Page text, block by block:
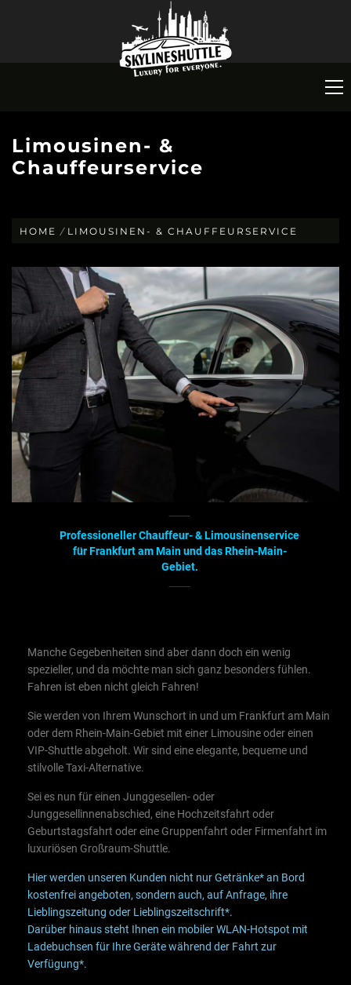
Limousinen- &
Chauffeurservice
HOME LIMOUSINEN- & CHAUFFEURSERVICE
Professioneller Chauffeur- & Limousinenservice
für Frankfurt am Main und das Rhein-Main-
Gebiet.
Manche Gegebenheiten sind aber dann doch ein wenig
spezieller, und da möchte man sich ganz besonders fühlen.
Fahren ist eben nicht gleich Fahren!
Sie werden von Ihrem Wunschort in und um Frankfurt am Main
oder dem Rhein-Main-Gebiet mit einer Limousine oder einen
VIP-Shuttle abgeholt. Wir sind eine elegante, bequeme und
stilvolle Taxi-Alternative.
Sei es nun für einen Junggesellen- oder
Junggesellinnenabschied, eine Hochzeitsfahrt oder
Geburtstagsfahrt oder eine Gruppenfahrt oder Firmenfahrt im
luxuriösen Großraum-Shuttle.
Hier werden unseren Kunden nicht nur Getränke* an Bord
kostenfrei angeboten, sondern auch, auf Anfrage, ihre
Lieblingszeitung oder Lieblingszeitschrift*.
Darüber hinaus steht Ihnen ein mobiler WLAN-Hotspot mit
Ladebuchsen für Ihre Geräte während der Fahrt zur
Verfügung*.